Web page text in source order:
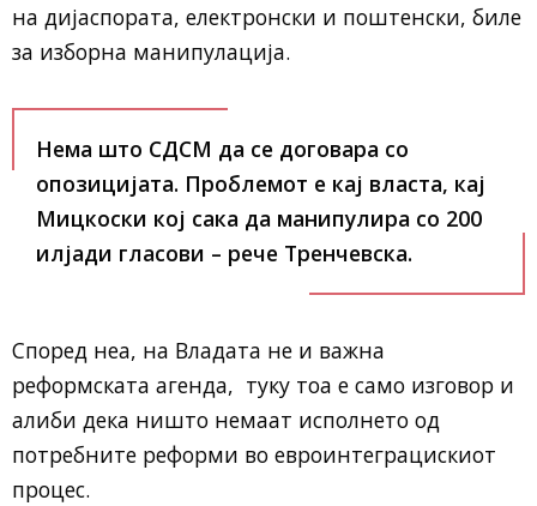
на дијаспората, електронски и поштенски, биле
за изборна манипулација.
Нема што СДСМ да се договара со
опозицијата. Проблемот е кај власта, кај
Мицкоски кој сака да манипулира со 200
илјади гласови – рече Тренчевска.
Според неа, на Владата не и важна
реформската агенда, туку тоа е само изговор и
алиби дека ништо немаат исполнето од
потребните реформи во евроинтеграцискиот
процес.